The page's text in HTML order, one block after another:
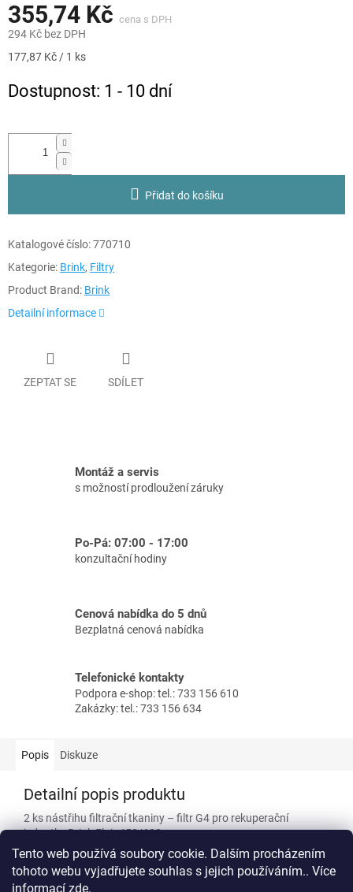
Tento web používá soubory cookie. Dalším procházením
tohoto webu vyjadřujete souhlas s jejich používáním.. Více
informací zde.
355,74 Kč
294 Kč bez DPH
Měrná
177,87 Kč / 1 ks
Dostupnost: 1 - 10 dní
Přidat do košíku
Katalogové číslo:770710
Kategorie: Brink, Filtry
Product Brand: Brink
Detailní informace
ZEPTAT SE SDÍLET
Montáž a servis
s možností prodloužení záruky
Po-Pá: 07:00 - 17:00
konzultační hodiny
Cenová nabídka do 5 dnů
Bezplatná cenová nabídka
Telefonické kontakty
Podpora e-shop: tel.: 733 156 610
Zakázky: tel.: 733 156 634
Popis Diskuze
Detailní popis produktu
2 ks nástřihu filtrační tkaniny – filtr G4 pro rekuperační
jednotky Brink Flair 450/600.
Nástřih tkaniny ISO Coarse 60% (G4) 2ks.